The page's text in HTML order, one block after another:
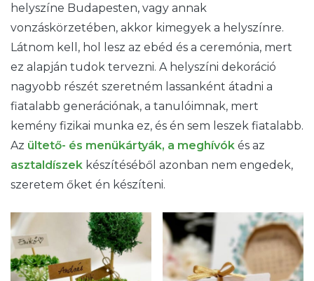
helyszíne Budapesten, vagy annak
vonzáskörzetében, akkor kimegyek a helyszínre.
Látnom kell, hol lesz az ebéd és a ceremónia, mert
ez alapján tudok tervezni. A helyszíni dekoráció
nagyobb részét szeretném lassanként átadni a
fiatalabb generációnak, a tanulóimnak, mert
kemény fizikai munka ez, és én sem leszek fiatalabb.
Az ültető- és menükártyák, a meghívók és az
asztaldíszek készítéséből azonban nem engedek,
szeretem őket én készíteni.